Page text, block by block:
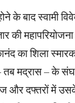
के बाद स्वामी
की
का शिला
मद्रास – के संघ
दफ्तरों में उसके